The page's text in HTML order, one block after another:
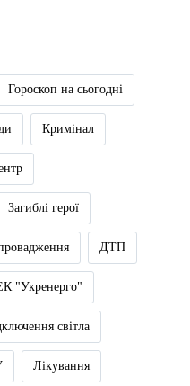
Гороскоп на сьогодні
Кримінал
Загиблі герої
ДТП
"Укренерго"
світла
Лікування